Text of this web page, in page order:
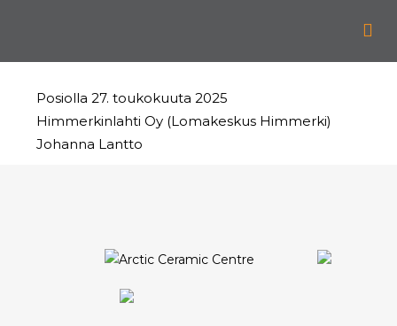
Posiolla 27. toukokuuta 2025
Himmerkinlahti Oy (Lomakeskus Himmerki)
Johanna Lantto